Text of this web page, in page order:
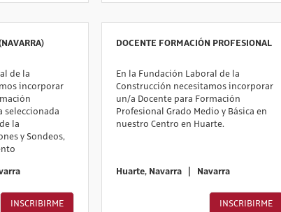
de la
incorporar
seleccionada
la
y Sondeos,
INSCRIBIRME
DOCENTE FORMACIÓN PROFESIONAL
En la Fundación Laboral de la
Construcción necesitamos incorporar
un/a Docente para Formación
Profesional Grado Medio y Básica en
nuestro Centro en Huarte.
Huarte, Navarra Navarra
INSCRIBIRME